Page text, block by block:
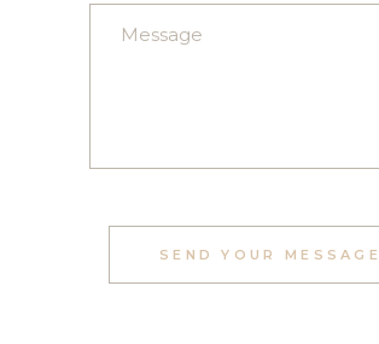
SEND YOUR MESSAGE